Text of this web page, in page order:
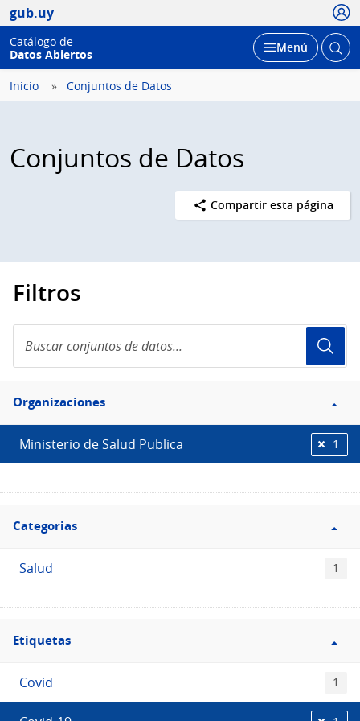
gub.uy
Catálogo de
Datos Abiertos
Desplegar
Menú Abrir
Inicio Conjuntos de Datos
Conjuntos de Datos
Compartir esta página
Filtros
conjuntos
de
Filtro
Organizaciones
Organizaciones
Ministerio de Salud Publica 1
Filtro
Categorias
Categorias
Salud 1
Filtro
Etiquetas
Etiquetas
Covid 1